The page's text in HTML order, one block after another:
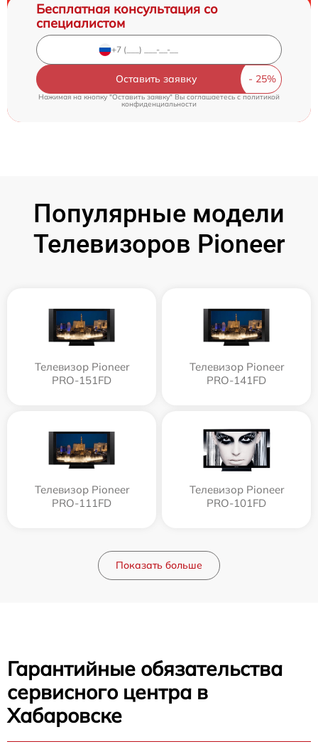
Бесплатная консультация со
специалистом
Оставить заявку
Нажимая на кнопку "Оставить заявку" Вы соглашаетесь cполитикой
конфиденциальности
Популярные модели
Телевизоров Pioneer
Телевизор Pioneer
PRO-151FD
Телевизор Pioneer
PRO-141FD
Телевизор Pioneer
PRO-111FD
Телевизор Pioneer
PRO-101FD
Показать больше
Гарантийные обязательства
сервисного центра в
Хабаровске